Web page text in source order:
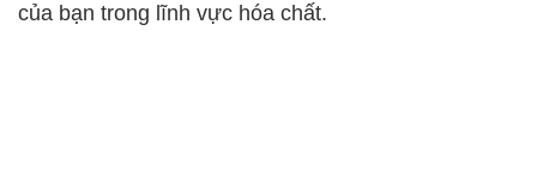
của bạn trong lĩnh vực hóa chất.